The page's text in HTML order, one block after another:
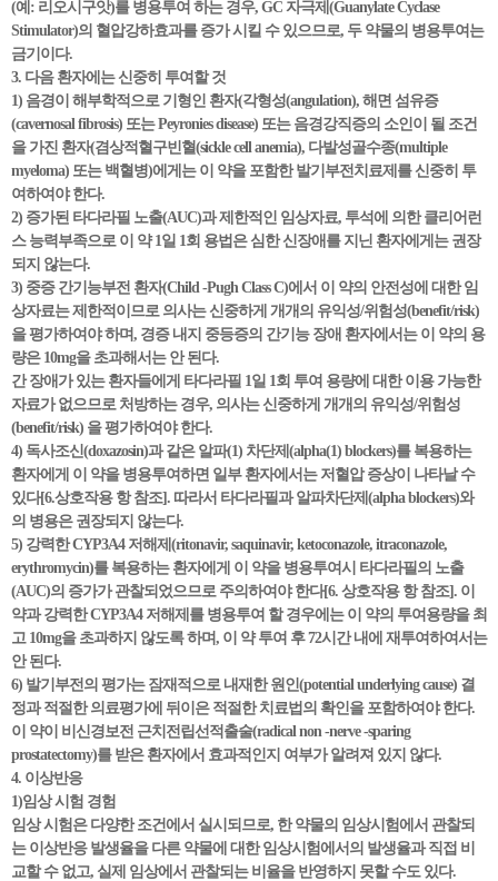
(예: 리오시구앗)를 병용투여 하는 경우, GC 자극제(Guanylate Cyclase
Stimulator)의 혈압강하효과를 증가 시킬 수 있으므로, 두 약물의 병용투여는
금기이다.
3. 다음 환자에는 신중히 투여할 것
1) 음경이 해부학적으로 기형인 환자(각형성(angulation), 해면 섬유증
(cavernosal fibrosis) 또는 Peyronies disease) 또는 음경강직증의 소인이 될 조건
을 가진 환자(겸상적혈구빈혈(sickle cell anemia), 다발성골수종(multiple
myeloma) 또는 백혈병)에게는 이 약을 포함한 발기부전치료제를 신중히 투
여하여야 한다.
2) 증가된 타다라필 노출(AUC)과 제한적인 임상자료, 투석에 의한 클리어런
스 능력부족으로 이 약 1일 1회 용법은 심한 신장애를 지닌 환자에게는 권장
되지 않는다.
3) 중증 간기능부전 환자(Child -Pugh Class C)에서 이 약의 안전성에 대한 임
상자료는 제한적이므로 의사는 신중하게 개개의 유익성/위험성(benefit/risk)
을 평가하여야 하며, 경증 내지 중등증의 간기능 장애 환자에서는 이 약의 용
량은 10mg을 초과해서는 안 된다.
간 장애가 있는 환자들에게 타다라필 1일 1회 투여 용량에 대한 이용 가능한
자료가 없으므로 처방하는 경우, 의사는 신중하게 개개의 유익성/위험성
(benefit/risk) 을 평가하여야 한다.
4) 독사조신(doxazosin)과 같은 알파(1) 차단제(alpha(1) blockers)를 복용하는
환자에게 이 약을 병용투여하면 일부 환자에서는 저혈압 증상이 나타날 수
있다[6.상호작용 항 참조]. 따라서 타다라필과 알파차단제(alpha blockers)와
의 병용은 권장되지 않는다.
5) 강력한 CYP3A4 저해제(ritonavir, saquinavir, ketoconazole, itraconazole,
erythromycin)를 복용하는 환자에게 이 약을 병용투여시 타다라필의 노출
(AUC)의 증가가 관찰되었으므로 주의하여야 한다[6. 상호작용 항 참조]. 이
약과 강력한 CYP3A4 저해제를 병용투여 할 경우에는 이 약의 투여용량을 최
고 10mg을 초과하지 않도록 하며, 이 약 투여 후 72시간 내에 재투여하여서는
안 된다.
6) 발기부전의 평가는 잠재적으로 내재한 원인(potential underlying cause) 결
정과 적절한 의료평가에 뒤이은 적절한 치료법의 확인을 포함하여야 한다.
이 약이 비신경보전 근치전립선적출술(radical non -nerve -sparing
prostatectomy)를 받은 환자에서 효과적인지 여부가 알려져 있지 않다.
4. 이상반응
1)임상 시험 경험
임상 시험은 다양한 조건에서 실시되므로, 한 약물의 임상시험에서 관찰되
는 이상반응 발생율을 다른 약물에 대한 임상시험에서의 발생율과 직접 비
교할 수 없고, 실제 임상에서 관찰되는 비율을 반영하지 못할 수도 있다.